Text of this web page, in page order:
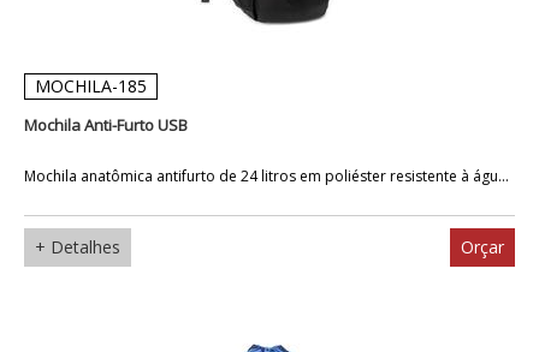
MOCHILA-185
Mochila Anti-Furto USB
Mochila anatômica antifurto de 24 litros em poliéster resistente à águ...
+ Detalhes Orçar